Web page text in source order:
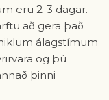
eru 2-3 dagar.
að gera það
álagstímum
og þú
þinni